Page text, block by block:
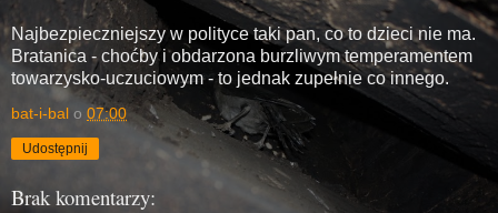
Najbezpieczniejszy w polityce taki pan, co to dzieci nie ma.
Bratanica - choćby i obdarzona burzliwym temperamentem
towarzysko-uczuciowym - to jednak zupełnie co innego.
bat-i-bal o 07:00
Udostępnij
Brak komentarzy: